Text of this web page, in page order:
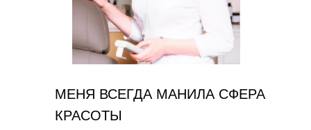
МЕНЯ ВСЕГДА МАНИЛА СФЕРА
КРАСОТЫ